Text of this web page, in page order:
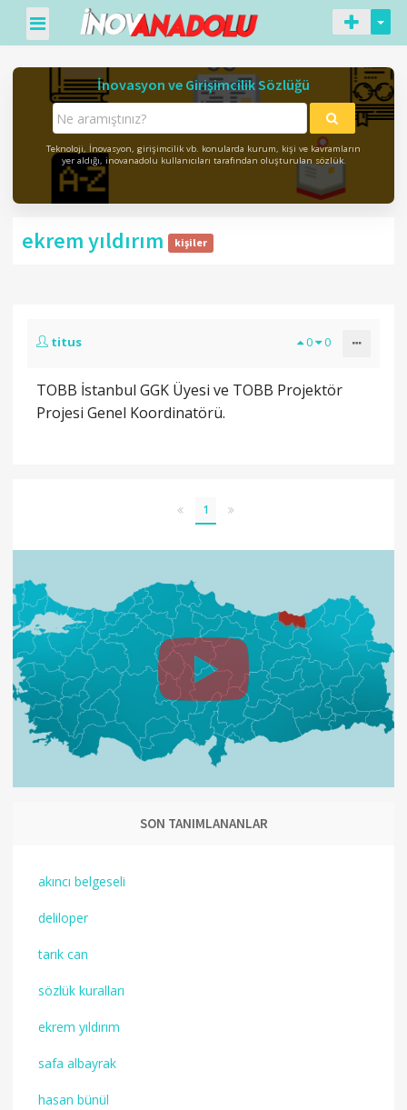
İnovasyon ve Girişimcilik Sözlüğü
Teknoloji, İnovasyon, girişimcilik vb. konularda kurum, kişi ve kavramların
yer aldığı, inovanadolu kullanıcıları tarafından oluşturulan sözlük.
ekrem yıldırım kişiler
titus 0 0
TOBB İstanbul GGK Üyesi ve TOBB Projektör
Projesi Genel Koordinatörü.
1
SON TANIMLANANLAR
akıncı belgeseli
deliloper
tarık can
sözlük kuralları
ekrem yıldırım
safa albayrak
hasan bünül